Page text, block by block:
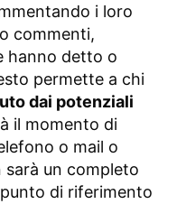
i loro
commenti,
hanno detto o
permette a chi
dai potenziali
il momento di
o mail o
un completo
di riferimento